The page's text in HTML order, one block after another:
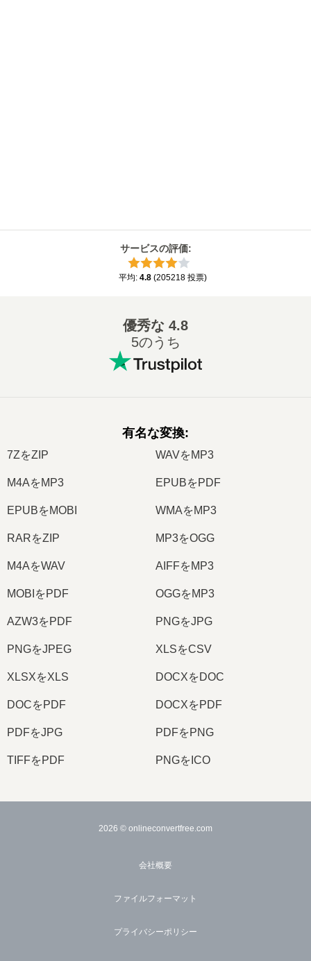
サービスの評価:
平均: 4.8 (205218 投票)
優秀な 4.8
5のうち
有名な変換:
7ZをZIP WAVをMP3
M4AをMP3 EPUBをPDF
EPUBをMOBI WMAをMP3
RARをZIP MP3をOGG
M4AをWAV AIFFをMP3
MOBIをPDF OGGをMP3
AZW3をPDF PNGをJPG
PNGをJPEG XLSをCSV
XLSXをXLS DOCXをDOC
DOCをPDF DOCXをPDF
PDFをJPG PDFをPNG
TIFFをPDF PNGをICO
2026 © onlineconvertfree.com
会社概要
ファイルフォーマット
プライバシーポリシー